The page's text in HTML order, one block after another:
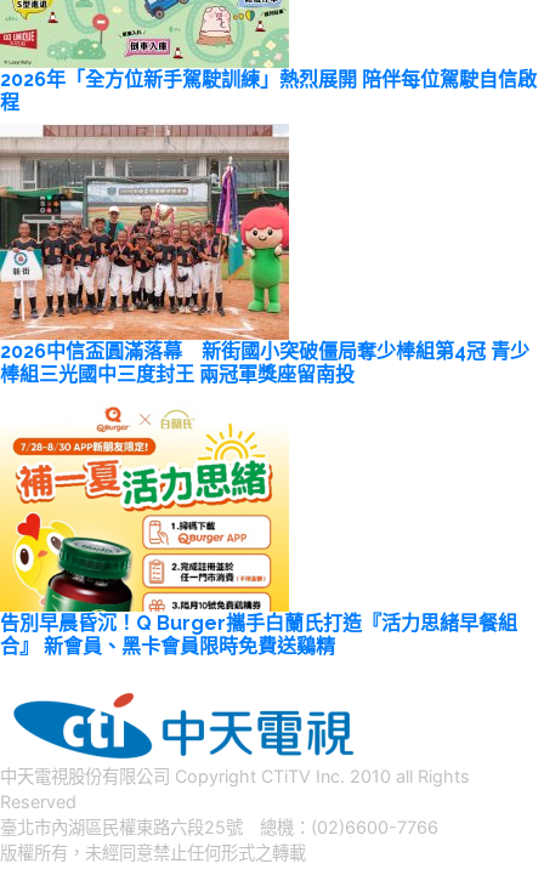
2026年「全方位新手駕駛訓練」熱烈展開 陪伴每位駕駛自信啟
程
2026中信盃圓滿落幕 新街國小突破僵局奪少棒組第4冠 青少
棒組三光國中三度封王 兩冠軍獎座留南投
告別早晨昏沉！Q Burger攜手白蘭氏打造『活力思緒早餐組
合』 新會員、黑卡會員限時免費送鷄精
中天電視股份有限公司 Copyright CTiTV Inc. 2010 all Rights
Reserved
臺北市內湖區民權東路六段25號 總機：(02)6600-7766
版權所有，未經同意禁止任何形式之轉載